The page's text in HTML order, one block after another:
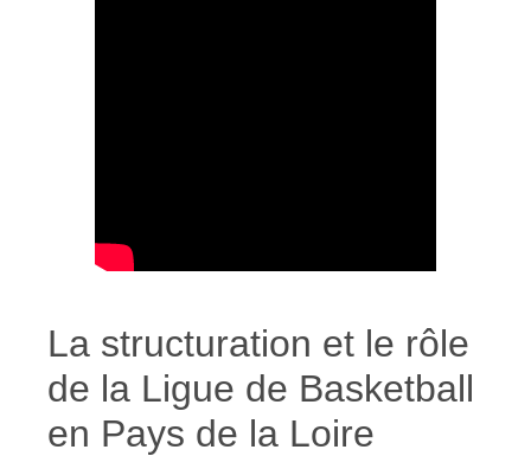
La structuration et le rôle
de la Ligue de Basketball
en Pays de la Loire